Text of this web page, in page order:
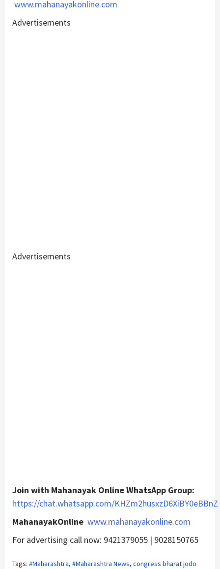
www.mahanayakonline.com
Advertisements
Advertisements
Join with Mahanayak Online WhatsApp Group:
https://chat.whatsapp.com/KHZm2husxzD6XiBY0eBBnZ
MahanayakOnline www.mahanayakonline.com
For advertising call now: 9421379055 | 9028150765
Tags: #Maharashtra, #Maharashtra News, congress bharat jodo